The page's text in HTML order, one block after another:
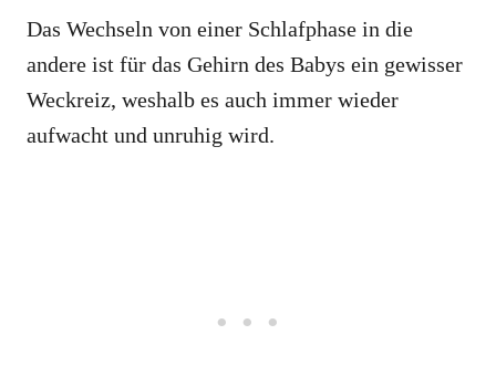
Das Wechseln von einer Schlafphase in die
andere ist für das Gehirn des Babys ein gewisser
Weckreiz, weshalb es auch immer wieder
aufwacht und unruhig wird.